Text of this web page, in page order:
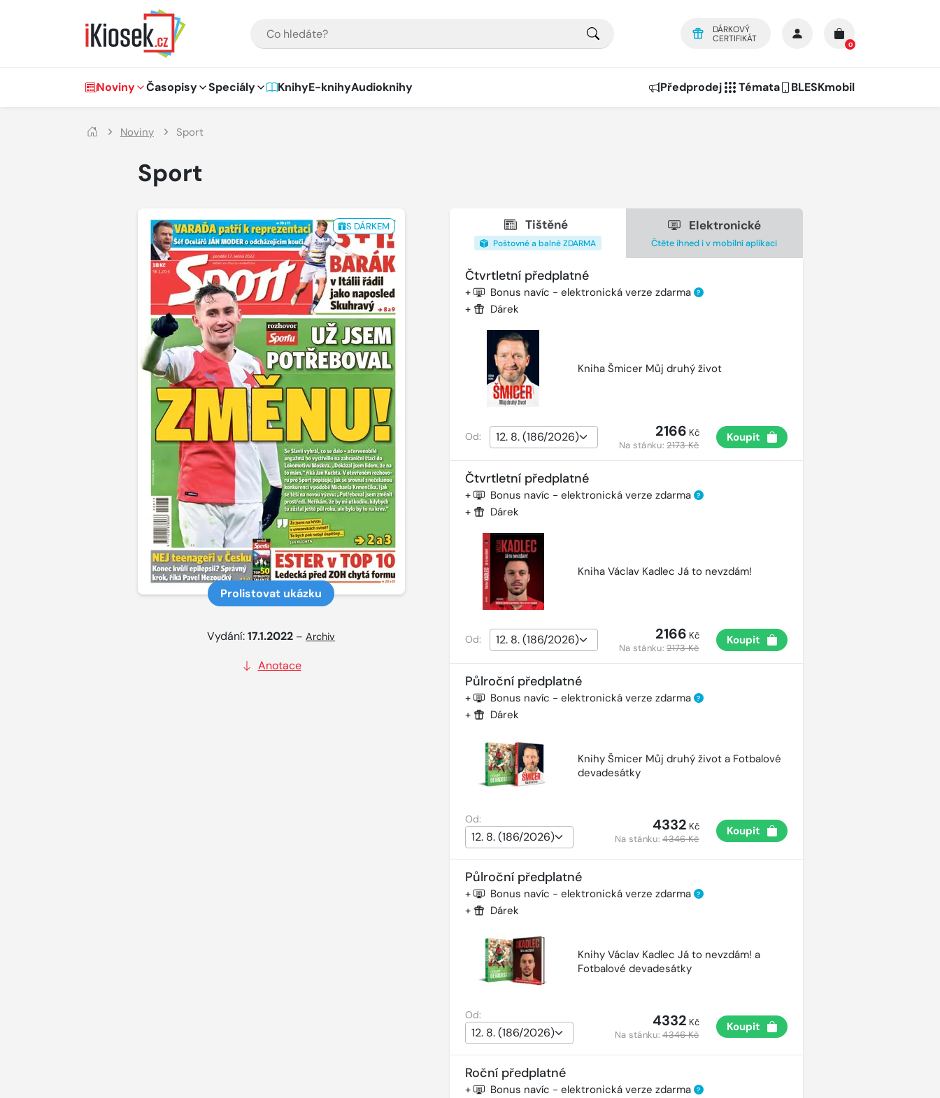
DÁRKOVÝ
CERTIFIKÁT
0
Hlavní navigace
Noviny Časopisy Speciály KnihyE-knihyAudioknihy Předprodej Témata BLESKmobil
Noviny Sport
Sport
S DÁRKEM
Prolistovat ukázku
Vydání:17.1.2022 –Archiv
Anotace
Tištěné
Poštovné a balné ZDARMA
Elektronické
Čtěte ihned i v mobilní aplikaci
Čtvrtletní předplatné
+ Bonus navíc - elektronická verze zdarma ?
+ Dárek
Kniha Šmicer Můj druhý život
Od: 2166 Kč
Na stánku:2173 Kč
Koupit
Čtvrtletní předplatné
+ Bonus navíc - elektronická verze zdarma ?
+ Dárek
Kniha Václav Kadlec Já to nevzdám!
Od: 2166 Kč
Na stánku:2173 Kč
Koupit
Půlroční předplatné
+ Bonus navíc - elektronická verze zdarma ?
+ Dárek
Knihy Šmicer Můj druhý život a Fotbalové
devadesátky
Od: 4332 Kč
Na stánku:4346 Kč
Koupit
Půlroční předplatné
+ Bonus navíc - elektronická verze zdarma ?
+ Dárek
Knihy Václav Kadlec Já to nevzdám! a
Fotbalové devadesátky
Od: 4332 Kč
Na stánku:4346 Kč
Koupit
Roční předplatné
+ Bonus navíc - elektronická verze zdarma ?